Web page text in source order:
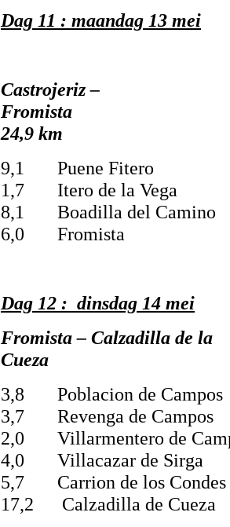
Dag 11 : maandag 13 mei
Castrojeriz –
24,9 km
9,1 Puene Fitero
1,7 Itero de la Vega
8,1 Boadilla del Camino
6,0 Fromista
Dag 12 : dinsdag 14 mei
Fromista – Calzadilla de la
Cueza
3,8 Poblacion de Campos
3,7 Revenga de Campos
2,0 Villarmentero de
4,0 Villacazar de Sirga
5,7 Carrion de los Condes
17,2 Calzadilla de Cueza